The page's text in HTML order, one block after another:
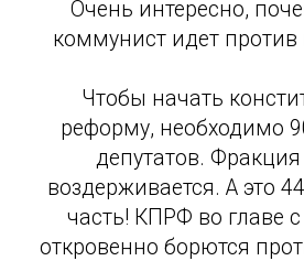
Очень интересно,
коммунист идет против
Чтобы начать
реформу, необходимо
депутатов.
воздерживается. А это
часть! КПРФ во главе
откровенно борются